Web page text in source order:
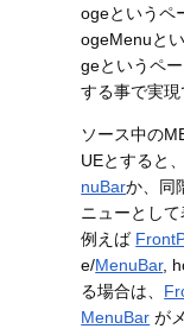
ogeというペ
ogeMenuと
geというペ
する事で実現
ソース中の
UEとすると
nuBarか、同
ニューとして
例えば
e/MenuBar,
る場合は、
MenuBar が